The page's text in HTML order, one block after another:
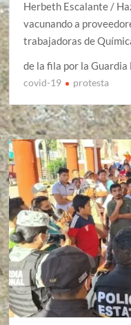
Herbeth Escalante /
vacunando a
trabajadoras de
de la fila por la
covid-19 protesta